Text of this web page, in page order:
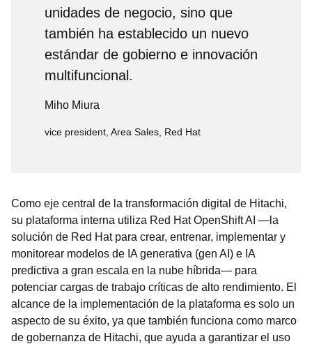
unidades de negocio, sino que
también ha establecido un nuevo
estándar de gobierno e innovación
multifuncional.
Miho Miura
vice president, Area Sales, Red Hat
Como eje central de la transformación digital de Hitachi,
su plataforma interna utiliza Red Hat OpenShift AI —la
solución de Red Hat para crear, entrenar, implementar y
monitorear modelos de IA generativa (gen AI) e IA
predictiva a gran escala en la nube híbrida— para
potenciar cargas de trabajo críticas de alto rendimiento. El
alcance de la implementación de la plataforma es solo un
aspecto de su éxito, ya que también funciona como marco
de gobernanza de Hitachi, que ayuda a garantizar el uso